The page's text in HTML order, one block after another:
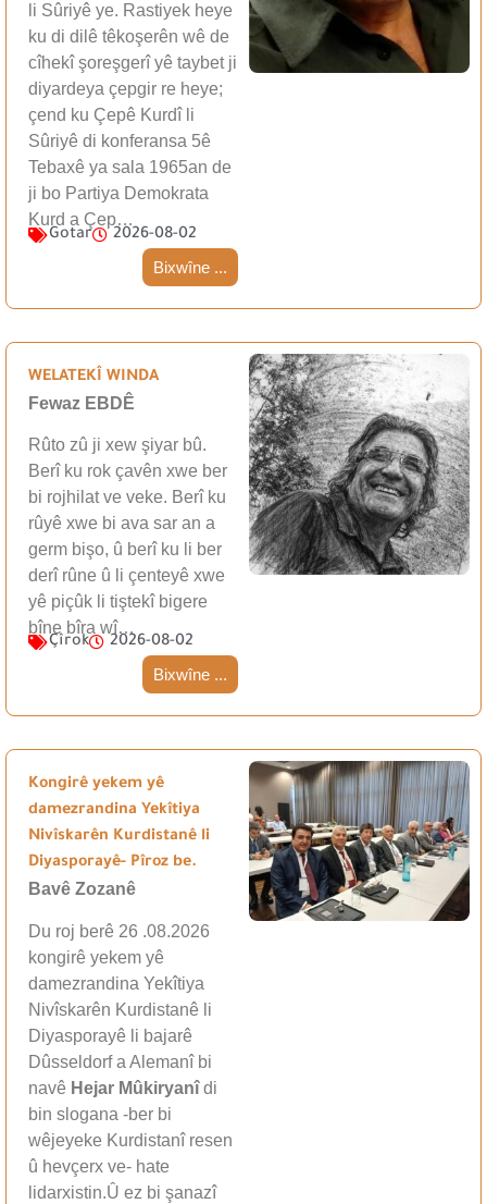
li Sûriyê ye. Rastiyek heye
ku di dilê têkoşerên wê de
cîhekî şoreşgerî yê taybet ji
diyardeya çepgir re heye;
çend ku Çepê Kurdî li
Sûriyê di konferansa 5ê
Tebaxê ya sala 1965an de
ji bo Partiya Demokrata
Kurd a Çep…
Gotar 2026-08-02
Bixwîne ...
WELATEKÎ WINDA
Fewaz EBDÊ
Rûto zû ji xew şiyar bû.
Berî ku rok çavên xwe ber
bi rojhilat ve veke. Berî ku
rûyê xwe bi ava sar an a
germ bişo, û berî ku li ber
derî rûne û li çenteyê xwe
yê piçûk li tiştekî bigere
bîne bîra wî…
Çîrok 2026-08-02
Bixwîne ...
Kongirê yekem yê
damezrandina Yekîtiya
Nivîskarên Kurdistanê li
Diyasporayê- Pîroz be.
Bavê Zozanê
Du roj berê 26 .08.2026
kongirê yekem yê
damezrandina Yekîtiya
Nivîskarên Kurdistanê li
Diyasporayê li bajarê
Dûsseldorf a Alemanî bi
navê Hejar Mûkiryanîdi
bin slogana -ber bi
wêjeyeke Kurdistanî resen
û hevçerx ve- hate
lidarxistin.Û ez bi şanazî